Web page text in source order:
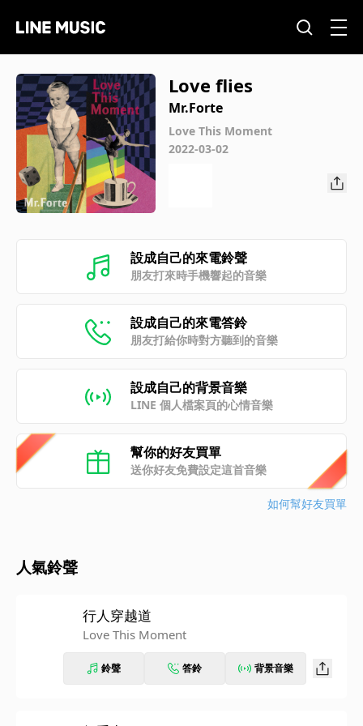
Love flies
Mr.Forte
Love This Moment
2022-03-02
設成自己的來電鈴聲
朋友打來時手機響起的音樂
設成自己的來電答鈴
朋友打給你時對方聽到的音樂
設成自己的背景音樂
LINE 個人檔案頁的心情音樂
幫你的好友買單
送你好友免費設定這首音樂
如何幫好友買單
人氣鈴聲
行人穿越道
Love This Moment
鈴聲 答鈴 背景音樂